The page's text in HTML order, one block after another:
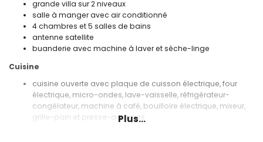
grande villa sur 2 niveaux
salle à manger avec air conditionné
4 chambres et 5 salles de bains
antenne satellite
buanderie avec machine à laver et sèche-linge
Cuisine
cuisine ouverte avec plaque de cuisson électrique, four
électrique, micro-ondes, lave-vaisselle, réfrigérateur-
congélateur, machine à café, bouilloire électrique, mixeur,
grille-pain et presse-agrumes
Plus...